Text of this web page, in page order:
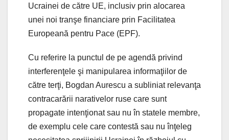
Ucrainei de către UE, inclusiv prin alocarea
unei noi tranşe financiare prin Facilitatea
Europeană pentru Pace (EPF).
Cu referire la punctul de pe agendă privind
interferenţele şi manipularea informaţiilor de
către terţi, Bogdan Aurescu a subliniat relevanţa
contracarării narativelor ruse care sunt
propagate intenţionat sau nu în statele membre,
de exemplu cele care contestă sau nu înţeleg